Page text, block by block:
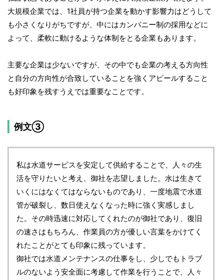
大規模企業では、1社員が持つ企業を動かす影響力はどうして
も小さくなりがちですが、中にはカンパニー制の採用などに
よって、柔軟に動けるような体制をとる企業もあります。
主要な企業は少ないですが、その中でも企業の考える方向性
と自分の方向性が合致していることを強くアピールすること
も好印象を残すうえでは重要なことです。
例文③
私は水道サービスを安定して供給することで、人々の生
活を守りたいと考え、御社を志望しました。水は生きて
いくにはなくてはならないものであり、一度地震で水道
管が破裂し、数日使えなくなった時に強く実感しまし
た。その時迅速に対応してくれたのが御社であり、復旧
の速さはもちろん、作業員の方が優しい言葉をかけてく
れたことがとても印象に残っています。
御社では水道メンテナンスの仕事をし、少しでもトラブ
ルのないよう安全面に考慮して作業を行うことで、人々